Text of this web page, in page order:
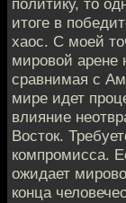
политику, то
итоге в
хаос. С моей
мировой арене
сравнимая с
мире идет
влияние
Восток.
компромисса.
ожидает
конца